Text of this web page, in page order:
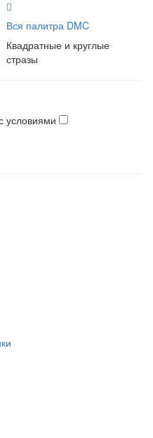
Вся палитра DMC
Квадратные и круглые
стразы
условиями